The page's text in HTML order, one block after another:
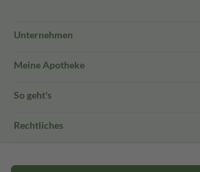
Unternehmen
Meine Apotheke
So geht's
Rechtliches